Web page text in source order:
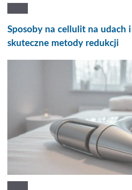
Sposoby na cellulit na udach
skuteczne metody redukcji